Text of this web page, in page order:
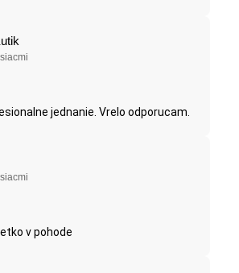
jednanie. Vrelo odporucam.
v pohode